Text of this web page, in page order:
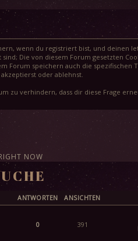
wenn du registriert bist, und deinen
Die von diesem Forum gesetzten
Forum speichern auch die spezifischen
oder ablehnst.
zu verhindern, dass dir diese Frage
NOW
ANTWORTEN ANSICHTEN
0 391